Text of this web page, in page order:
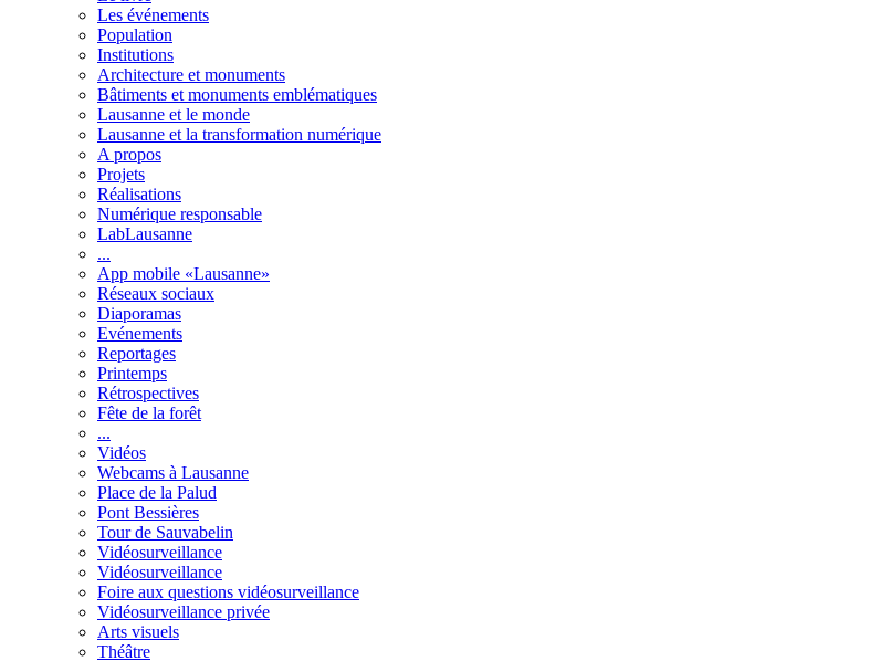
Les événements
Population
Institutions
Architecture et monuments
Bâtiments et monuments emblématiques
Lausanne et le monde
Lausanne et la transformation numérique
A propos
Projets
Réalisations
Numérique responsable
LabLausanne
...
App mobile «Lausanne»
Réseaux sociaux
Diaporamas
Evénements
Reportages
Printemps
Rétrospectives
Fête de la forêt
...
Vidéos
Webcams à Lausanne
Place de la Palud
Pont Bessières
Tour de Sauvabelin
Vidéosurveillance
Vidéosurveillance
Foire aux questions vidéosurveillance
Vidéosurveillance privée
Arts visuels
Théâtre